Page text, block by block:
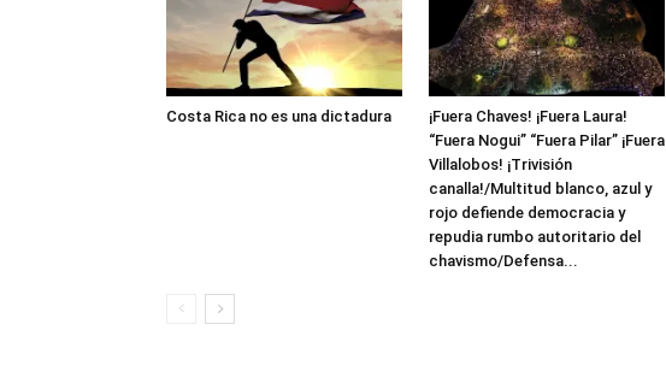
Costa Rica no es una dictadura
¡Fuera Chaves! ¡Fuera Laura!
“Fuera Nogui” “Fuera Pilar” ¡Fuera
Villalobos! ¡Trivisión
canalla!/Multitud blanco, azul y
rojo defiende democracia y
repudia rumbo autoritario del
chavismo/Defensa...